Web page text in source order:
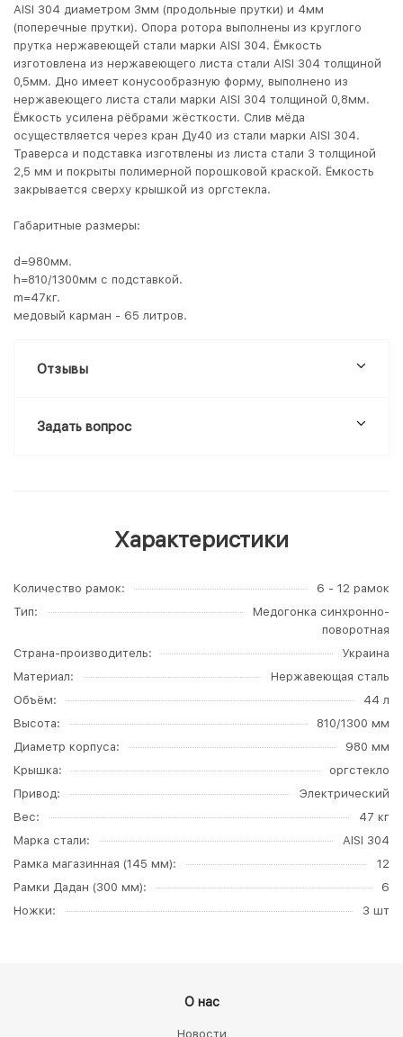
AISI 304 диаметром 3мм (продольные прутки) и 4мм
(поперечные прутки). Опора ротора выполнены из круглого
прутка нержавеющей стали марки AISI 304. Ёмкость
изготовлена из нержавеющего листа стали AISI 304 толщиной
0,5мм. Дно имеет конусообразную форму, выполнено из
нержавеющего листа стали марки AISI 304 толщиной 0,8мм.
Ёмкость усилена рёбрами жёсткости. Слив мёда
осуществляется через кран Ду40 из стали марки AISI 304.
Траверса и подставка изготвлены из листа стали 3 толщиной
2,5 мм и покрыты полимерной порошковой краской. Ёмкость
закрывается сверху крышкой из оргстекла.
Габаритные размеры:
d=980мм.
h=810/1300мм с подставкой.
m=47кг.
медовый карман - 65 литров.
Отзывы
Задать вопрос
Характеристики
Количество рамок
6 - 12 рамок
Тип
Медогонка синхронно-
поворотная
Страна-производитель
Украина
Материал
Нержавеющая сталь
Объём
44 л
Высота
810/1300 мм
Диаметр корпуса
980 мм
Крышка
оргстекло
Привод
Электрический
Вес
47 кг
Марка стали
AISI 304
Рамка магазинная (145 мм)
12
Рамки Дадан (300 мм)
6
Ножки
3 шт
О нас
Новости